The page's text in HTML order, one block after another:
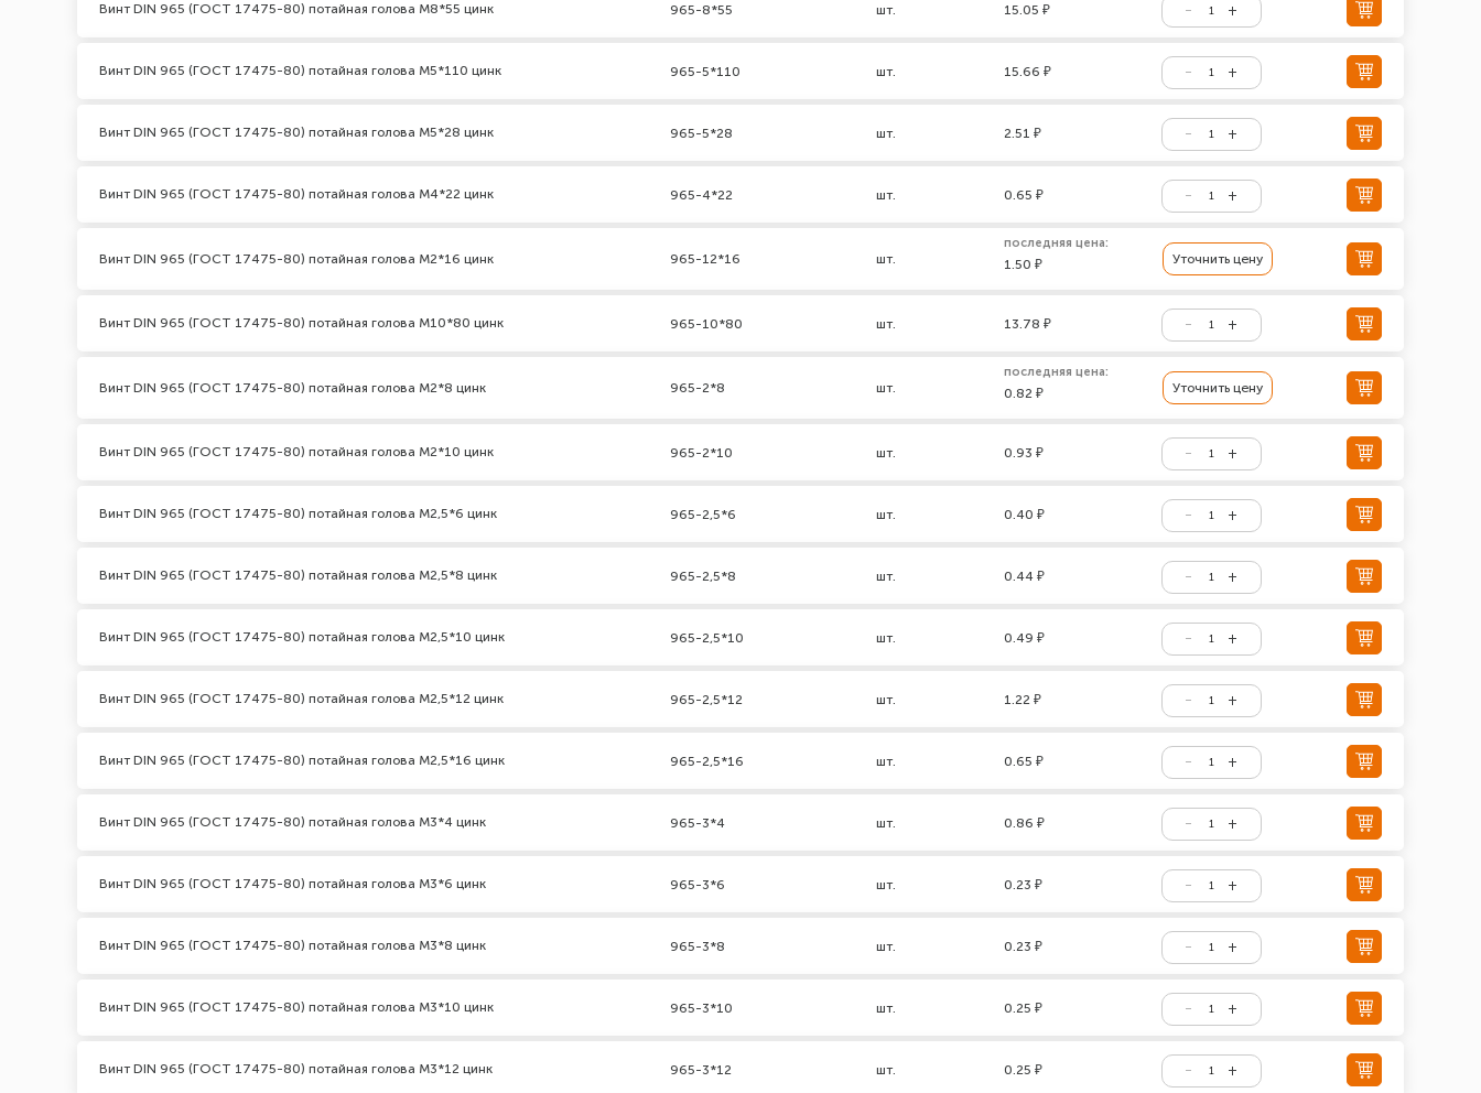
Винт DIN 965 (ГОСТ 17475-80) потайная голова М8*55 цинк 965-8*55 шт. 15.05 ₽
Винт DIN 965 (ГОСТ 17475-80) потайная голова М5*110 цинк 965-5*110 шт. 15.66 ₽
Винт DIN 965 (ГОСТ 17475-80) потайная голова М5*28 цинк 965-5*28 шт. 2.51 ₽
Винт DIN 965 (ГОСТ 17475-80) потайная голова М4*22 цинк 965-4*22 шт. 0.65 ₽
Винт DIN 965 (ГОСТ 17475-80) потайная голова М2*16 цинк 965-12*16 шт.
последняя цена:
1.50 ₽ Уточнить цену
Винт DIN 965 (ГОСТ 17475-80) потайная голова М10*80 цинк 965-10*80 шт. 13.78 ₽
Винт DIN 965 (ГОСТ 17475-80) потайная голова М2*8 цинк 965-2*8 шт.
последняя цена:
0.82 ₽ Уточнить цену
Винт DIN 965 (ГОСТ 17475-80) потайная голова М2*10 цинк 965-2*10 шт. 0.93 ₽
Винт DIN 965 (ГОСТ 17475-80) потайная голова М2,5*6 цинк 965-2,5*6 шт. 0.40 ₽
Винт DIN 965 (ГОСТ 17475-80) потайная голова М2,5*8 цинк 965-2,5*8 шт. 0.44 ₽
Винт DIN 965 (ГОСТ 17475-80) потайная голова М2,5*10 цинк 965-2,5*10 шт. 0.49 ₽
Винт DIN 965 (ГОСТ 17475-80) потайная голова М2,5*12 цинк 965-2,5*12 шт. 1.22 ₽
Винт DIN 965 (ГОСТ 17475-80) потайная голова М2,5*16 цинк 965-2,5*16 шт. 0.65 ₽
Винт DIN 965 (ГОСТ 17475-80) потайная голова М3*4 цинк 965-3*4 шт. 0.86 ₽
Винт DIN 965 (ГОСТ 17475-80) потайная голова М3*6 цинк 965-3*6 шт. 0.23 ₽
Винт DIN 965 (ГОСТ 17475-80) потайная голова М3*8 цинк 965-3*8 шт. 0.23 ₽
Винт DIN 965 (ГОСТ 17475-80) потайная голова М3*10 цинк 965-3*10 шт. 0.25 ₽
Винт DIN 965 (ГОСТ 17475-80) потайная голова М3*12 цинк 965-3*12 шт. 0.25 ₽